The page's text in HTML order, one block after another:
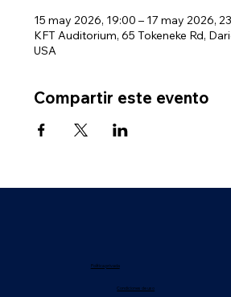
15 may 2026, 19:00 – 17 may 2026,
KFT Auditorium, 65 Tokeneke Rd,
USA
Compartir este evento
Política privada
Condiciones de uso